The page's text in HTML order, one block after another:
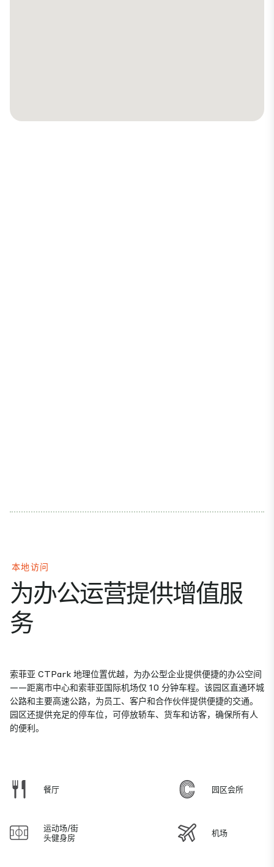
本地访问
为办公运营提供增值服
务
索菲亚 CTPark 地理位置优越，为办公型企业提供便捷的办公空间
——距离市中心和索菲亚国际机场仅 10 分钟车程。该园区直通环城
公路和主要高速公路，为员工、客户和合作伙伴提供便捷的交通。
园区还提供充足的停车位，可停放轿车、货车和访客，确保所有人
的便利。
餐厅 园区会所
运动场/街
头健身房
机场